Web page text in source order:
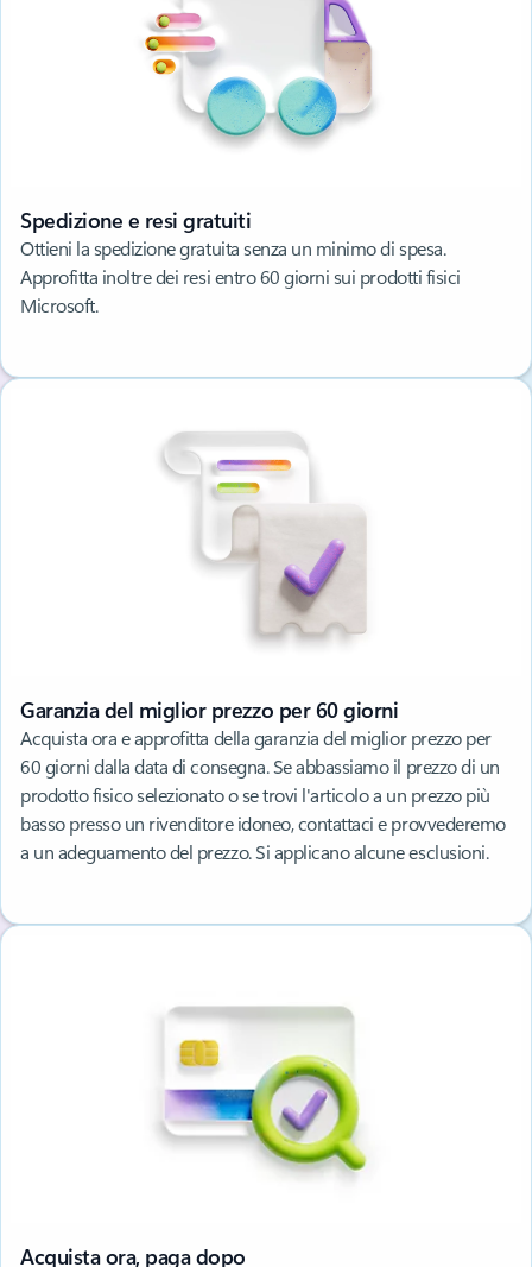
Spedizione e resi gratuiti
Ottieni la spedizione gratuita senza un minimo di spesa.
Approfitta inoltre dei resi entro 60 giorni sui prodotti fisici
Microsoft.
Garanzia del miglior prezzo per 60 giorni
Acquista ora e approfitta della garanzia del miglior prezzo per
60 giorni dalla data di consegna. Se abbassiamo il prezzo di un
prodotto fisico selezionato o se trovi l'articolo a un prezzo più
basso presso un rivenditore idoneo, contattaci e provvederemo
a un adeguamento del prezzo. Si applicano alcune esclusioni.
Acquista ora, paga dopo